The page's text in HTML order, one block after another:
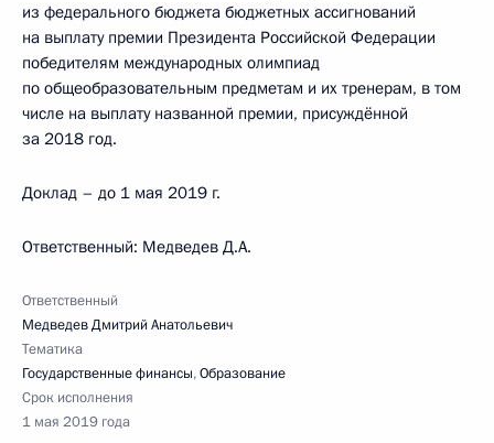
из федерального бюджета бюджетных ассигнований
на выплату премии Президента Российской Федерации
победителям международных олимпиад
по общеобразовательным предметам и их тренерам, в том
числе на выплату названной премии, присуждённой
за 2018 год.
Доклад – до 1 мая 2019 г.
Ответственный: Медведев Д.А.
Ответственный
Медведев Дмитрий Анатольевич
Тематика
Государственные финансы,Образование
Срок исполнения
1 мая 2019 года